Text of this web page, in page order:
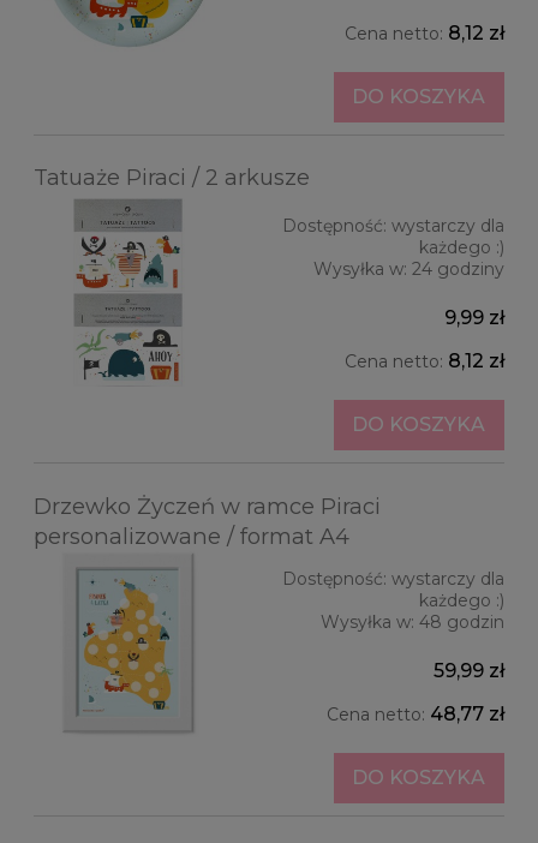
Cena netto: 8,12 zł
DO KOSZYKA
Tatuaże Piraci / 2 arkusze
Dostępność: wystarczy dla
każdego :)
Wysyłka w: 24 godziny
9,99 zł
Cena netto: 8,12 zł
DO KOSZYKA
Drzewko Życzeń w ramce Piraci
personalizowane / format A4
Dostępność: wystarczy dla
każdego :)
Wysyłka w: 48 godzin
59,99 zł
Cena netto: 48,77 zł
DO KOSZYKA